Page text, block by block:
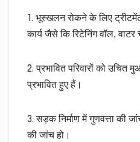
1. भूस्खलन रोकने के लिए
कार्य जैसे कि रिटेनिंग वॉल,
2. प्रभावित परिवारों को
प्रभावित हुए हैं।
3. सड़क निर्माण में गुणवत्ता की
की जांच हो।